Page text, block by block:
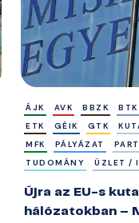
ÁJK AVK BBZK
BTK
ETK
GÉIK GTK
MFK
PÁLYÁZAT
TUDOMÁNY
ÜZLET /
Újra az EU-s
hálózatokban –